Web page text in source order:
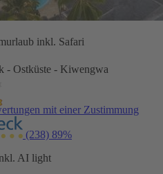
inkl. Safari
- Ostküste - Kiwengwa
mit einer Zustimmung
(238) 89%
AI light